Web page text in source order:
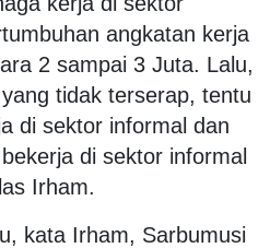
angkatan kerja
2 sampai 3 Juta. Lalu,
tidak terserap, tentu
di sektor informal dan
di sektor informal
Irham.
kata Irham, Sarbumusi